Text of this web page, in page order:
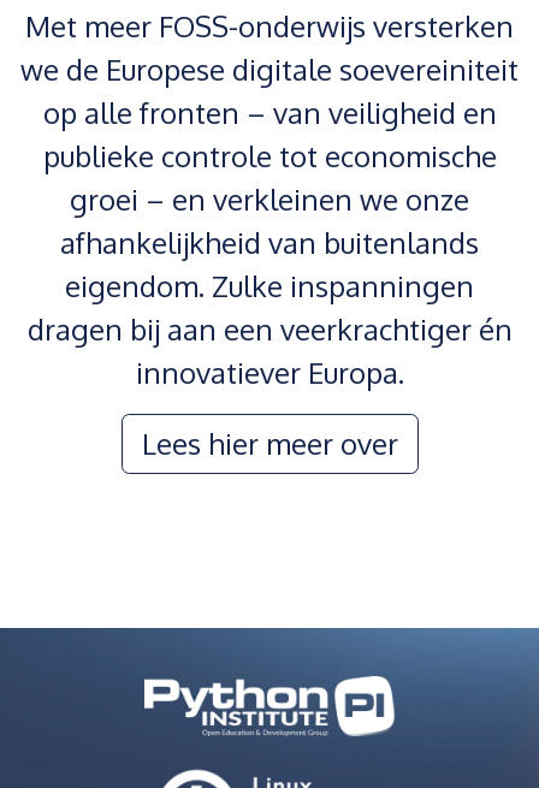
Met meer FOSS-onderwijs versterken
we de Europese digitale soevereiniteit
op alle fronten – van veiligheid en
publieke controle tot economische
groei – en verkleinen we onze
afhankelijkheid van buitenlands
eigendom. Zulke inspanningen
dragen bij aan een veerkrachtiger én
innovatiever Europa.
Lees hier me​​​​er over​​​​